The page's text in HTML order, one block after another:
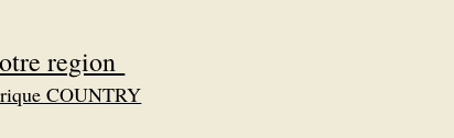
region
COUNTRY